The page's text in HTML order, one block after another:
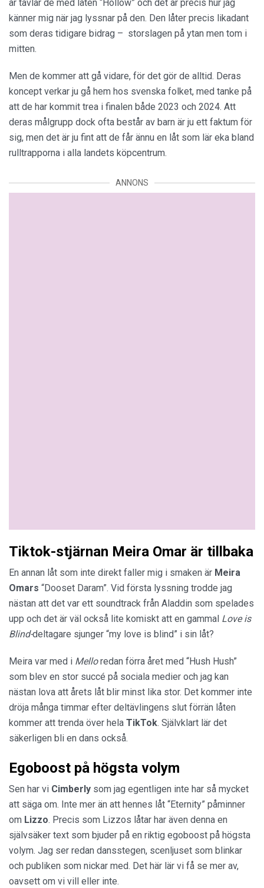
år tävlar de med låten “Hollow” och det är precis hur jag
känner mig när jag lyssnar på den. Den låter precis likadant
som deras tidigare bidrag – storslagen på ytan men tom i
mitten.
Men de kommer att gå vidare, för det gör de alltid. Deras
koncept verkar ju gå hem hos svenska folket, med tanke på
att de har kommit trea i finalen både 2023 och 2024. Att
deras målgrupp dock ofta består av barn är ju ett faktum för
sig, men det är ju fint att de får ännu en låt som lär eka bland
rulltrapporna i alla landets köpcentrum.
ANNONS
Tiktok-stjärnan Meira Omar är tillbaka
En annan låt som inte direkt faller mig i smaken är Meira
Omars “Dooset Daram”. Vid första lyssning trodde jag
nästan att det var ett soundtrack från Aladdin som spelades
upp och det är väl också lite komiskt att en gammal Love is
Blind-deltagare sjunger “my love is blind” i sin låt?
Meira var med i Melloredan förra året med “Hush Hush”
som blev en stor succé på sociala medier och jag kan
nästan lova att årets låt blir minst lika stor. Det kommer inte
dröja många timmar efter deltävlingens slut förrän låten
kommer att trenda över hela TikTok. Självklart lär det
säkerligen bli en dans också.
Egoboost på högsta volym
Sen har vi Cimberly som jag egentligen inte har så mycket
att säga om. Inte mer än att hennes låt “Eternity” påminner
om Lizzo. Precis som Lizzos låtar har även denna en
självsäker text som bjuder på en riktig egoboost på högsta
volym. Jag ser redan dansstegen, scenljuset som blinkar
och publiken som nickar med. Det här lär vi få se mer av,
oavsett om vi vill eller inte.